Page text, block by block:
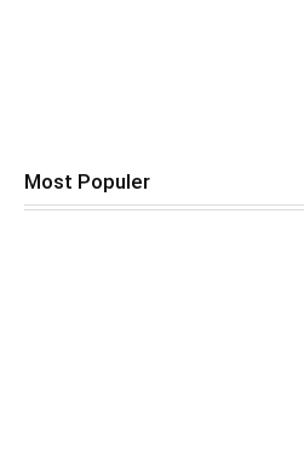
Most Populer